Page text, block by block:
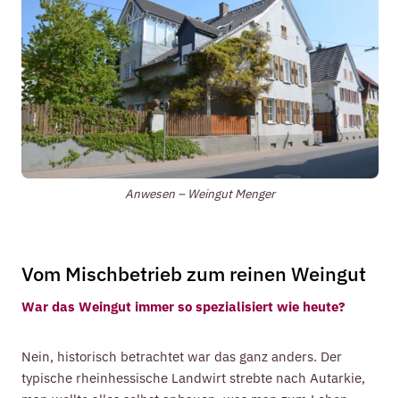
Anwesen – Weingut Menger
Vom Mischbetrieb zum reinen Weingut
War das Weingut immer so spezialisiert wie heute?
Nein, historisch betrachtet war das ganz anders. Der
typische rheinhessische Landwirt strebte nach Autarkie,